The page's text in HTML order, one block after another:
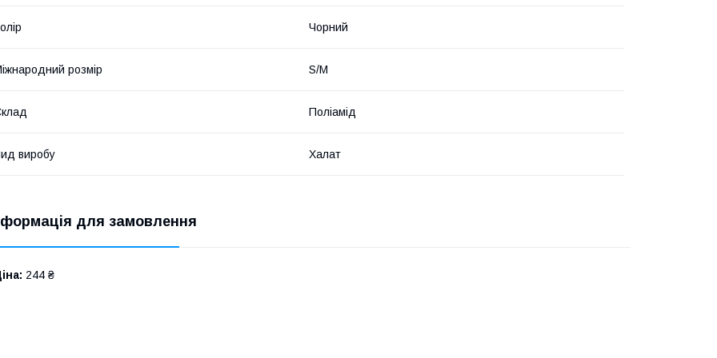
Чорний
розмір S/M
Поліамід
виробу Халат
для замовлення
244 ₴